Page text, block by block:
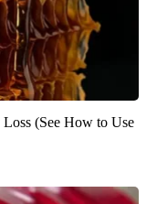
(See How to Use